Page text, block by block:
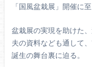
「国風盆栽展」開催に
盆栽展の実現を助けた
夫の資料なども通して、
誕生の舞台裏に迫る。